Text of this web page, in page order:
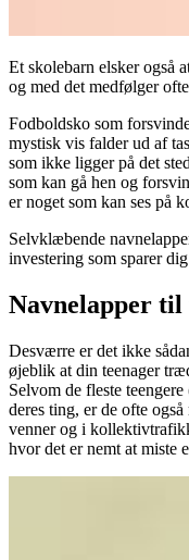
Et skolebarn elsker også
og med det medfølger
Fodboldsko som
mystisk vis falder ud af
som ikke ligger på det
som kan gå hen og
er noget som kan ses på
Selvklæbende
investering som sparer
Navnelapper til
Desværre er det ikke
øjeblik at din teenager
Selvom de fleste
deres ting, er de ofte
venner og i
hvor det er nemt at miste